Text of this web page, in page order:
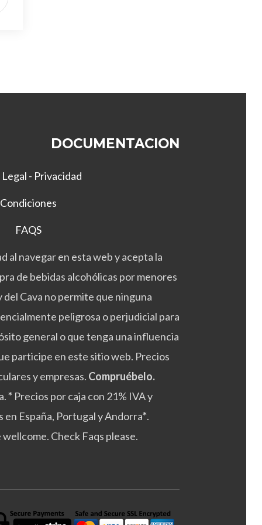
DOCUMENTACION
- Privacidad
Condiciones
FAQS
al navegar en esta web y acepta la
de bebidas alcohólicas por menores
del Cava no permite que ninguna
peligrosa o perjudicial para
general o que tenga una influencia
participe en este sitio web. Precios
y empresas. Compruébelo.
* Precios por caja con 21% IVA y
España, Portugal y Andorra*.
Check Faqs please.